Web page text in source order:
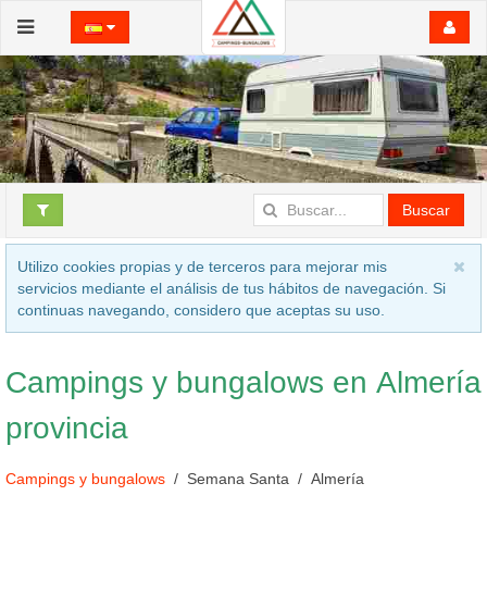
Buscar
Utilizo cookies propias y de terceros para mejorar mis
servicios mediante el análisis de tus hábitos de navegación. Si
continuas navegando, considero que aceptas su uso.
Campings y bungalows en Almería
provincia
Campings y bungalows Semana Santa Almería